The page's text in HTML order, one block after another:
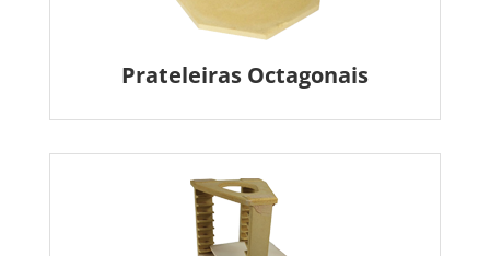
Prateleiras Octagonais